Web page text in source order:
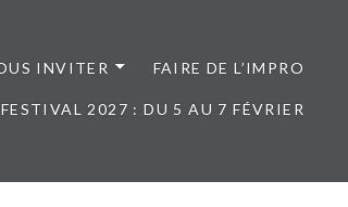
INVITER FAIRE DE L’IMPRO
2027 : DU 5 AU 7 FÉVRIER